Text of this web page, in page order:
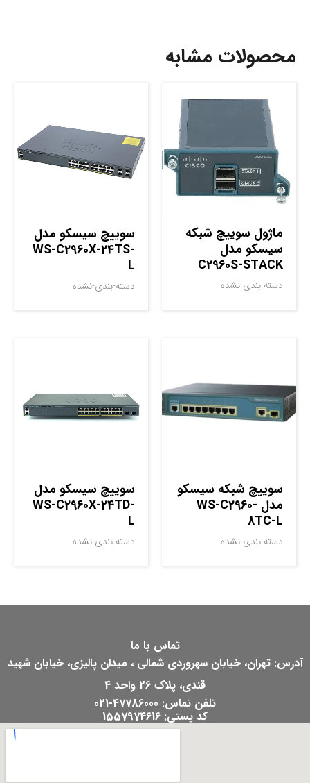
محصولات مشابه
ماژول سوييچ شبکه
سيسکو مدل
C2960S-STACK
دسته-بندی-نشده
سوييچ سيسکو مدل
WS-C2960X-24TS-
L
دسته-بندی-نشده
سوييچ شبکه سيسکو
مدل WS-C2960-
8TC-L
دسته-بندی-نشده
سوييچ سيسکو مدل
WS-C2960X-24TD-
L
دسته-بندی-نشده
تماس با ما
آدرس: تهران، خیابان سهروردی شمالی ، میدان پالیزی، خیابان شهید
قندی، پلاک 26 واحد 4
تلفن تماس: 47786000-021
کد پستی: 1557974616